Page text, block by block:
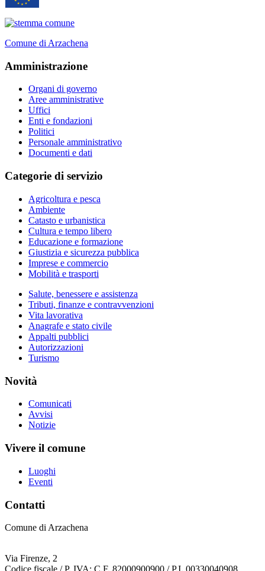
Comune di Arzachena
Amministrazione
Organi di governo
Aree amministrative
Uffici
Enti e fondazioni
Politici
Personale amministrativo
Documenti e dati
Categorie di servizio
Agricoltura e pesca
Ambiente
Catasto e urbanistica
Cultura e tempo libero
Educazione e formazione
Giustizia e sicurezza pubblica
Imprese e commercio
Mobilità e trasporti
Salute, benessere e assistenza
Tributi, finanze e contravvenzioni
Vita lavorativa
Anagrafe e stato civile
Appalti pubblici
Autorizzazioni
Turismo
Novità
Comunicati
Avvisi
Notizie
Vivere il comune
Luoghi
Eventi
Contatti
Comune di Arzachena
Via Firenze, 2